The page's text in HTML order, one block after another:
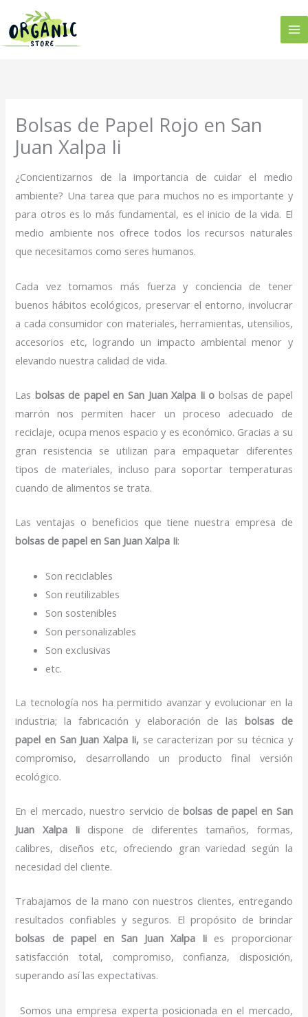
contenido
Bolsas de Papel Rojo en San
Juan Xalpa Ii
¿Concientizarnos de la importancia de cuidar el medio
ambiente? Una tarea que para muchos no es importante y
para otros es lo más fundamental, es el inicio de la vida. El
medio ambiente nos ofrece todos los recursos naturales
que necesitamos como seres humanos.
Cada vez tomamos más fuerza y conciencia de tener
buenos hábitos ecológicos, preservar el entorno, involucrar
a cada consumidor con materiales, herramientas, utensilios,
accesorios etc, logrando un impacto ambiental menor y
elevando nuestra calidad de vida.
Las bolsas de papel en San Juan Xalpa Ii o bolsas de papel
marrón nos permiten hacer un proceso adecuado de
reciclaje, ocupa menos espacio y es económico. Gracias a su
gran resistencia se utilizan para empaquetar diferentes
tipos de materiales, incluso para soportar temperaturas
cuando de alimentos se trata.
Las ventajas o beneficios que tiene nuestra empresa de
bolsas de papel en San Juan Xalpa Ii:
Son reciclables
Son reutilizables
Son sostenibles
Son personalizables
Son exclusivas
etc.
La tecnología nos ha permitido avanzar y evolucionar en la
industria; la fabricación y elaboración de las bolsas de
papel en San Juan Xalpa Ii, se caracterizan por su técnica y
compromiso, desarrollando un producto final versión
ecológico.
En el mercado, nuestro servicio debolsas de papel en San
Juan Xalpa Ii dispone de diferentes tamaños, formas,
calibres, diseños etc, ofreciendo gran variedad según la
necesidad del cliente.
Trabajamos de la mano con nuestros clientes, entregando
resultados confiables y seguros. El propósito de brindar
bolsas de papel en San Juan Xalpa Ii es proporcionar
satisfacción total, compromiso, confianza, disposición,
superando así las expectativas.
Somos una empresa experta posicionada en el mercado,